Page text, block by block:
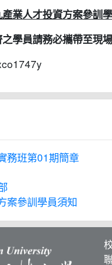
業人才投資方案參訓
學員請務必攜帶至現
務班第01期簡章
案參訓學員須知